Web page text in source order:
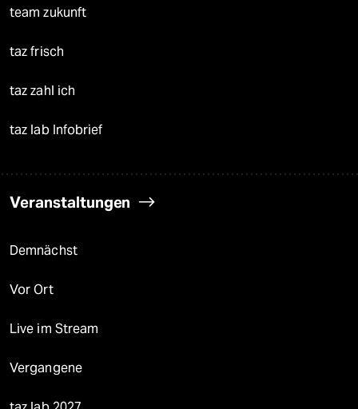
team zukunft
taz frisch
taz zahl ich
taz lab Infobrief
Veranstaltungen
Demnächst
Vor Ort
Live im Stream
Vergangene